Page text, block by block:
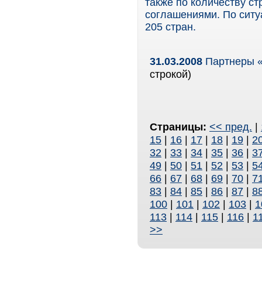
также по количеству
соглашениями. По
205 стран.
31.03.2008 Партнеры
строкой)
Страницы: << пред. |
15 | 16 | 17 | 18 | 19 |
32 | 33 | 34 | 35 | 36 |
49 | 50 | 51 | 52 | 53 |
66 | 67 | 68 | 69 | 70 |
83 | 84 | 85 | 86 | 87 |
100 | 101 | 102 | 103 |
113 | 114 | 115 | 116 |
>>